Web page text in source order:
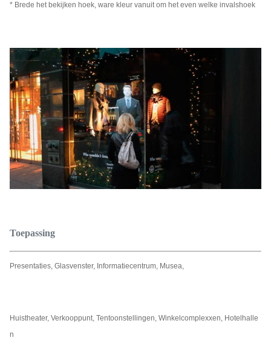
* Brede het bekijken hoek, ware kleur vanuit om het even welke invalshoek
Toepassing
Presentaties, Glasvenster, Informatiecentrum, Musea,
Huistheater, Verkooppunt, Tentoonstellingen, Winkelcomplexxen, Hotelhalle
n